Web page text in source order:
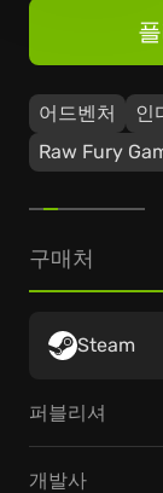
어드벤처 인
Raw Fury
구매처
Steam
퍼블리셔
개발사